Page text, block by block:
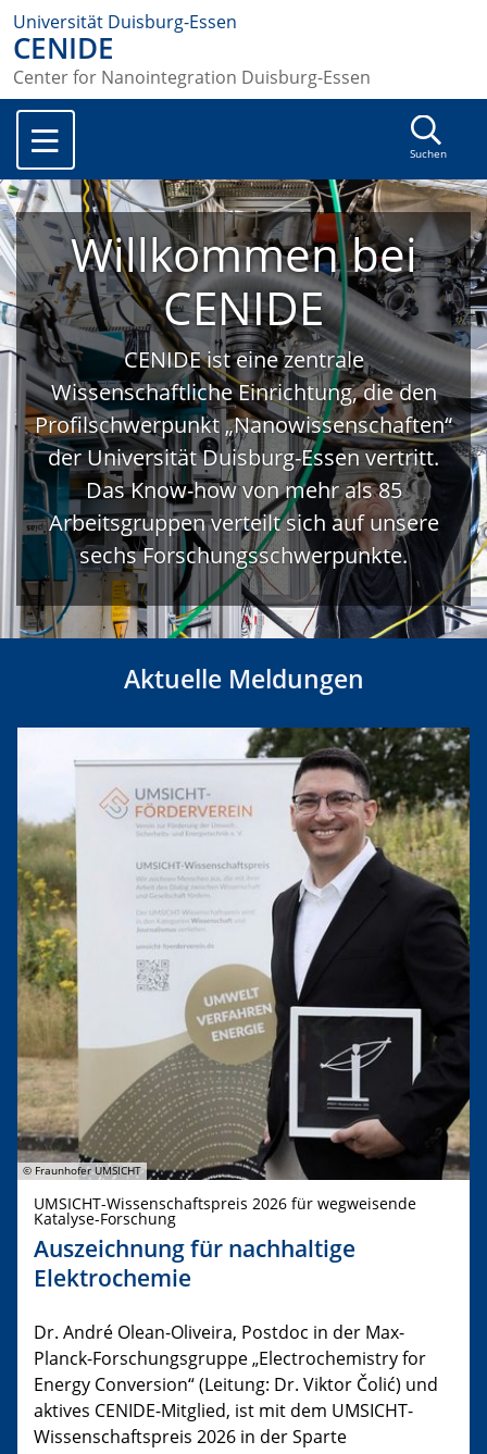
Universität Duisburg-Essen
CENIDE
Center for Nanointegration Duisburg-Essen
Suchen
Willkommen bei
CENIDE
CENIDE ist eine zentrale
Wissenschaftliche Einrichtung, die den
Profilschwerpunkt „Nanowissenschaften“
der Universität Duisburg-Essen vertritt.
Das Know-how von mehr als 85
Arbeitsgruppen verteilt sich auf unsere
sechs Forschungsschwerpunkte.
Aktuelle Meldungen
© Fraunhofer UMSICHT
UMSICHT-Wissenschaftspreis 2026 für wegweisende
Katalyse-Forschung
Auszeichnung für nachhaltige
Elektrochemie
Dr. André Olean-Oliveira, Postdoc in der Max-
Planck-Forschungsgruppe „Electrochemistry for
Energy Conversion“ (Leitung: Dr. Viktor Čolić) und
aktives CENIDE-Mitglied, ist mit dem UMSICHT-
Wissenschaftspreis 2026 in der Sparte